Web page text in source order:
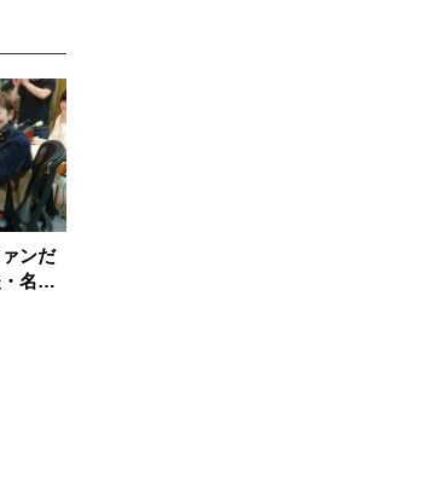
ンだ
名倉